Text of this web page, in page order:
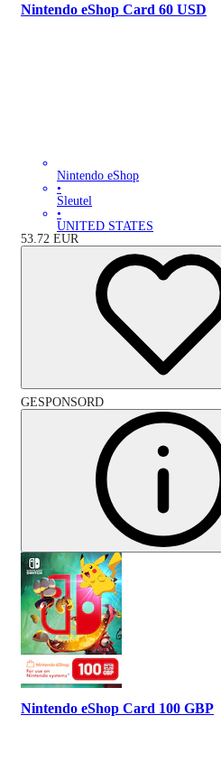
Nintendo eShop Card 60 USD
Nintendo eShop
•
Sleutel
•
UNITED STATES
53.72 EUR
GESPONSORD
Nintendo eShop Card 100 GBP